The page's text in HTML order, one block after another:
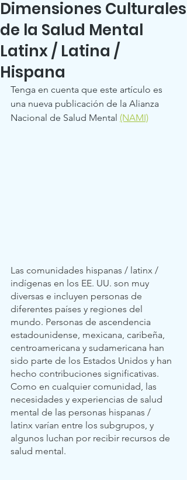
Dimensiones Culturales
de la Salud Mental
Latinx / Latina /
Hispana
Tenga en cuenta que este artículo es
una nueva publicación de la Alianza
Nacional de Salud Mental (NAMI)
Las comunidades hispanas / latinx /
indígenas en los EE. UU. son muy
diversas e incluyen personas de
diferentes países y regiones del
mundo. Personas de ascendencia
estadounidense, mexicana, caribeña,
centroamericana y sudamericana han
sido parte de los Estados Unidos y han
hecho contribuciones significativas.
Como en cualquier comunidad, las
necesidades y experiencias de salud
mental de las personas hispanas /
latinx varían entre los subgrupos, y
algunos luchan por recibir recursos de
salud mental.